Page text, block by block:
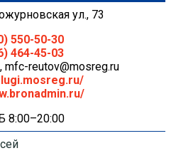
ул., 73
550-50-30
464-45-03
, mfc-reutov@mosreg.ru
8:00–20:00